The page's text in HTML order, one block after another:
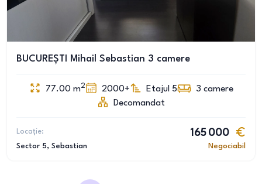
BUCUREȘTI Mihail Sebastian 3 camere
77.00 m2 2000+ Etajul 5 3 camere
Decomandat
Locație:
Sector 5, Sebastian
165 000
Negociabil